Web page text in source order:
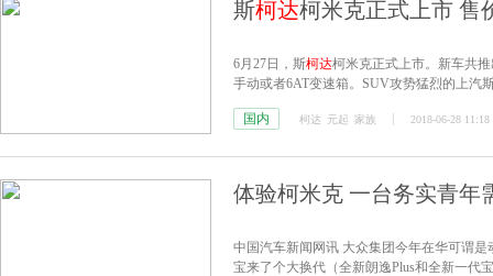
斯柯达柯米克正式上市 售
6月27日，斯柯达柯米克正式上市。新车共
手动或者6AT变速箱。SUV攻势猛烈的上汽
上明确的锁定于城市年轻人。
国内 柯达 元起 家族 2018-06-28 11:18
体验柯米克 一台务实青年
中国汽车新闻网讯 大众集团今年在华可谓
宝来了个大换代（全新朗逸Plus和全新一代